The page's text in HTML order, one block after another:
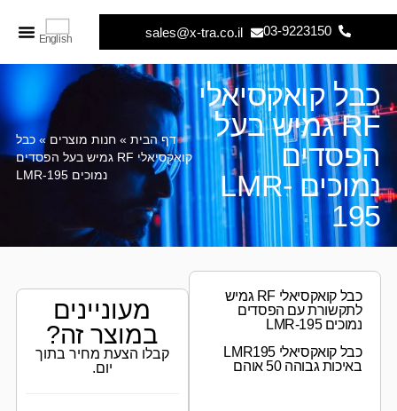
03-9223150
sales@x-tra.co.il
English
כבל קואקסיאלי
RF גמיש בעל
הפסדים
נמוכים LMR-
195
דף הבית »חנות מוצרים »כבל
קואקסיאלי RF גמיש בעל הפסדים
נמוכים LMR-195
כבל קואקסיאלי RF גמיש
לתקשורת עם הפסדים
נמוכים LMR-195
כבל קואקסיאלי LMR195
באיכות גבוהה 50 אוהם
מעוניינים
במוצר זה?
קבלו הצעת מחיר בתוך
יום.